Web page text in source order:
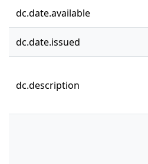
dc.date.available
dc.date.issued
dc.description